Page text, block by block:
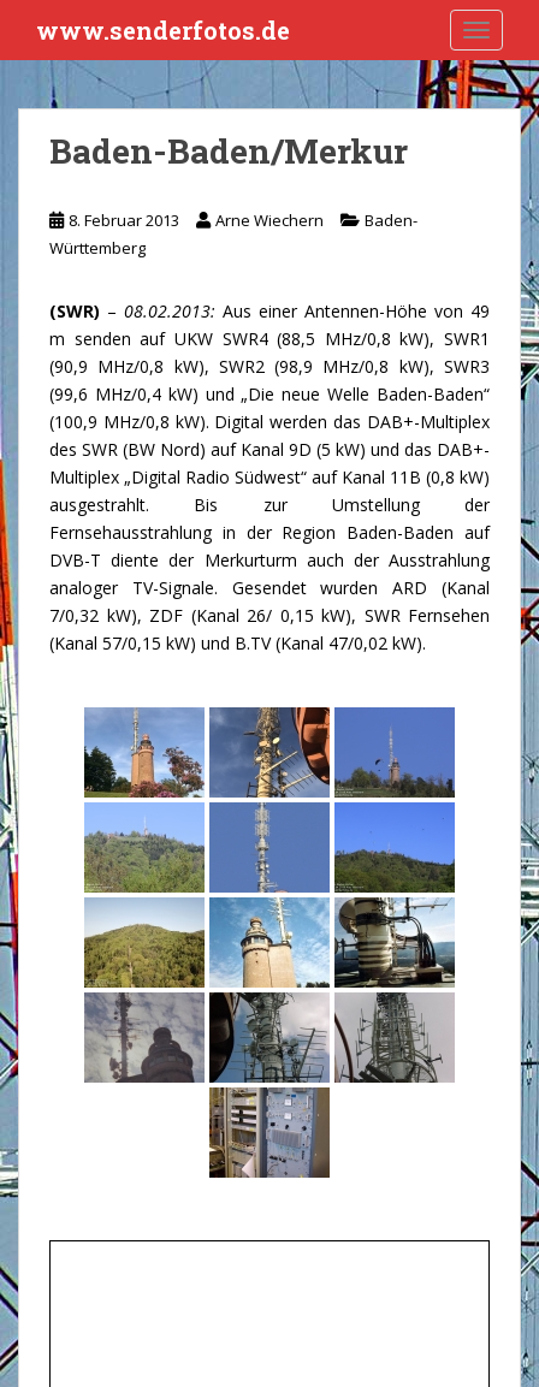
i
t
www.senderfotos.de
Baden-Baden/Merkur
8. Februar 2013 Arne Wiechern
Baden-
Württemberg
(SWR) – 08.02.2013: Aus einer Antennen-Höhe von 49
m senden auf UKW SWR4 (88,5 MHz/0,8 kW), SWR1
(90,9 MHz/0,8 kW), SWR2 (98,9 MHz/0,8 kW), SWR3
(99,6 MHz/0,4 kW) und „Die neue Welle Baden-Baden“
(100,9 MHz/0,8 kW). Digital werden das DAB+-Multiplex
des SWR (BW Nord) auf Kanal 9D (5 kW) und das DAB+-
Multiplex „Digital Radio Südwest“ auf Kanal 11B (0,8 kW)
ausgestrahlt. Bis zur Umstellung der
Fernsehausstrahlung in der Region Baden-Baden auf
DVB-T diente der Merkurturm auch der Ausstrahlung
analoger TV-Signale. Gesendet wurden ARD (Kanal
7/0,32 kW), ZDF (Kanal 26/ 0,15 kW), SWR Fernsehen
(Kanal 57/0,15 kW) und B.TV (Kanal 47/0,02 kW).